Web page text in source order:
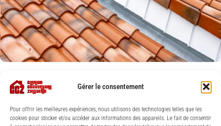
Gérer le consentement
Pour offrir les meilleures expériences, nous utilisons des technologies telles que les
cookies pour stocker et/ou accéder aux informations des appareils. Le fait de consentir